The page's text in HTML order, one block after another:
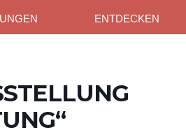
ENTDECKEN